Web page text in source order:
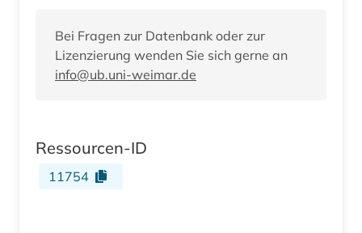
Bei Fragen zur Datenbank oder zur
Lizenzierung wenden Sie sich gerne an
info@ub.uni-weimar.de
Ressourcen-ID
11754